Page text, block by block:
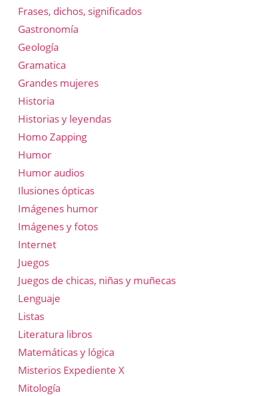
Frases, dichos, significados
Gastronomía
Geología
Gramatica
Grandes mujeres
Historia
Historias y leyendas
Homo Zapping
Humor
Humor audios
Ilusiones ópticas
Imágenes humor
Imágenes y fotos
Internet
Juegos
Juegos de chicas, niñas y muñecas
Lenguaje
Listas
Literatura libros
Matemáticas y lógica
Misterios Expediente X
Mitología